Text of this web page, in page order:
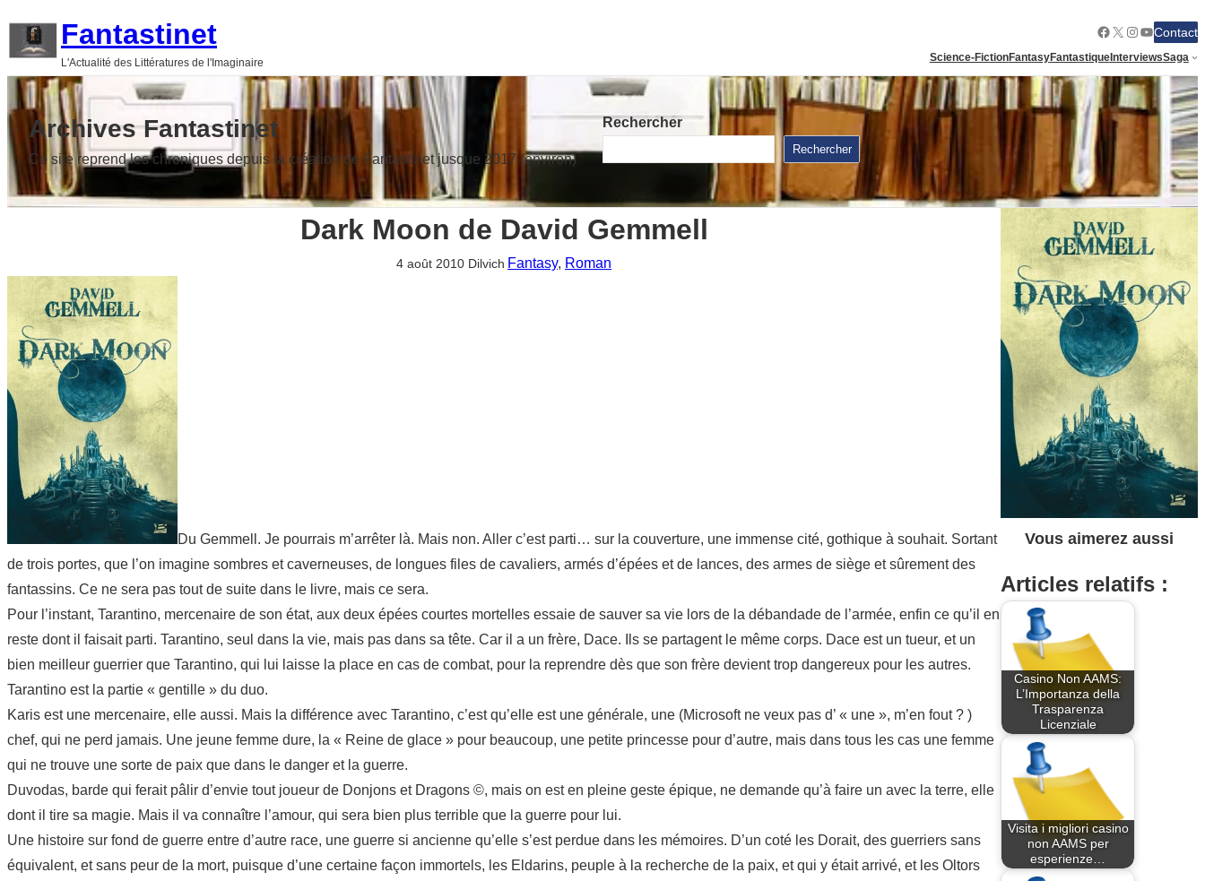
Fantastinet
L'Actualité des Littératures de l'Imaginaire
Facebook
X Instagram
YouTube
Contact
Science-FictionFantasyFantastiqueInterviewsSaga
Archives Fantastinet
Ce site reprend les chroniques depuis la création de Fantastinet jusque 2017 (environ)
Rechercher
Rechercher
Dark Moon de David Gemmell
4 août 2010 Dilvich Fantasy, Roman
Du Gemmell. Je pourrais m’arrêter là. Mais non. Aller c’est parti… sur la couverture, une immense cité, gothique à souhait. Sortant
de trois portes, que l’on imagine sombres et caverneuses, de longues files de cavaliers, armés d’épées et de lances, des armes de siège et sûrement des
fantassins. Ce ne sera pas tout de suite dans le livre, mais ce sera.
Pour l’instant, Tarantino, mercenaire de son état, aux deux épées courtes mortelles essaie de sauver sa vie lors de la débandade de l’armée, enfin ce qu’il en
reste dont il faisait parti. Tarantino, seul dans la vie, mais pas dans sa tête. Car il a un frère, Dace. Ils se partagent le même corps. Dace est un tueur, et un
bien meilleur guerrier que Tarantino, qui lui laisse la place en cas de combat, pour la reprendre dès que son frère devient trop dangereux pour les autres.
Tarantino est la partie « gentille » du duo.
Karis est une mercenaire, elle aussi. Mais la différence avec Tarantino, c’est qu’elle est une générale, une (Microsoft ne veux pas d’ « une », m’en fout ? )
chef, qui ne perd jamais. Une jeune femme dure, la « Reine de glace » pour beaucoup, une petite princesse pour d’autre, mais dans tous les cas une femme
qui ne trouve une sorte de paix que dans le danger et la guerre.
Duvodas, barde qui ferait pâlir d’envie tout joueur de Donjons et Dragons ©, mais on est en pleine geste épique, ne demande qu’à faire un avec la terre, elle
dont il tire sa magie. Mais il va connaître l’amour, qui sera bien plus terrible que la guerre pour lui.
Une histoire sur fond de guerre entre d’autre race, une guerre si ancienne qu’elle s’est perdue dans les mémoires. D’un coté les Dorait, des guerriers sans
équivalent, et sans peur de la mort, puisque d’une certaine façon immortels, les Eldarins, peuple à la recherche de la paix, et qui y était arrivé, et les Oltors
Vous aimerez aussi
Articles relatifs :
Casino Non AAMS:
L’Importanza della
Trasparenza
Licenziale
Visita i migliori casino
non AAMS per
esperienze…